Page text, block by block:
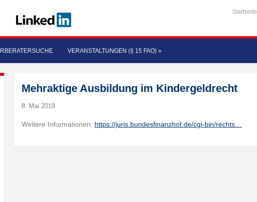
Startseite
VERANSTALTUNGEN (§ 15 FAO) »
Mehraktige Ausbildung im Kindergeldrecht
8. Mai 2019
Weitere Informationen: https://juris.bundesfinanzhof.de/cgi-bin/rechts…